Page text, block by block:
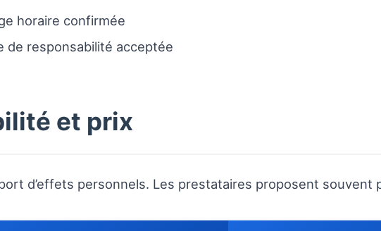
horaire confirmée
de responsabilité acceptée
et prix
d’effets personnels. Les prestataires proposent souvent